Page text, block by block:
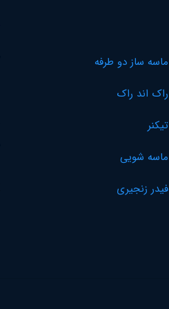
ماسه ساز دو طرفه
راک اند راک
تیکنر
ماسه شویی
فیدر زنجیری